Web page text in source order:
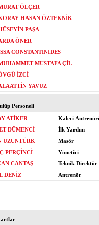
ÖLÇER
HASAN ÖZTEKNİK
PAŞA
ÖNER
CONSTANTINIDES
MUSTAFA ÇİL
İZCİ
YAVUZ
Personeli
ATİKER
Kaleci
DÜMENCİ
İlk Yardım
UZUNTÜRK
Masör
PERÇİNCİ
Yönetici
CANTAŞ
Teknik Direktör
DENİZ
Antrenör